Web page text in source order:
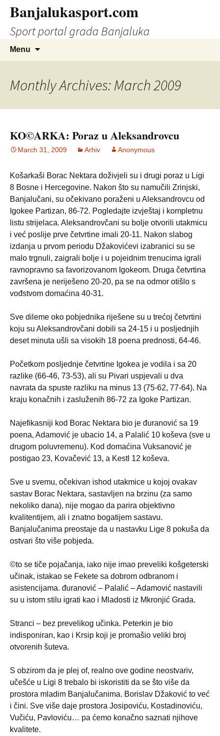
Banjalukasport.com
Sport portal grada Banjaluka
Menu
Monthly Archives: March 2009
KO©ARKA: Poraz u Aleksandrovcu
March 31, 2009 Arhiv Anonymous
Košarkaši Borac Nektara doživjeli su i drugi poraz u Ligi
8 Bosne i Hercegovine. Nakon što su namučili Zrinjski,
Banjalučani, su očekivano poraženi u Aleksandrovcu od
Igokee Partizan, 86-72. Pogledajte izvještaj i kompletnu
listu strijelaca. Aleksandrovčani su bolje otvorili utakmicu
i već poslije prve četvrtine imali 20-11. Nakon slabog
izdanja u prvom periodu Džakovićevi izabranici su se
malo trgnuli, zaigrali bolje i u pojeidnim trenucima igrali
ravnopravno sa favorizovanom Igokeom. Druga četvrtina
završena je neriješeno 20-20, pa se na odmor otišlo s
vođstvom domaćina 40-31.
Sve dileme oko pobjednika riješene su u trećoj četvrtini
koju su Aleksandrovčani dobili sa 24-15 i u posljednjih
deset minuta ušli sa visokih 18 poena prednosti, 64-46.
Početkom posljednje četvrtine Igokea je vodila i sa 20
razlike (66-46, 73-53), ali su Pivari uspjevali u dva
navrata da spuste razliku na minus 13 (75-62, 77-64). Na
kraju konačnih i zasluženih 86-72 za Igoke Partizan.
Najefikasniji kod Borac Nektara bio je đuranović sa 19
poena, Adamović je ubacio 14, a Palalić 10 koševa (sve u
drugom poluvremenu). Kod domaćina Vuksanović je
postigao 23, Kovačević 13, a Kestl 12 koševa.
Sve u svemu, očekivan ishod utakmice u kojoj ovakav
sastav Borac Nektara, sastavljen na brzinu (za samo
nekoliko dana), nije mogao da parira objektivno
kvalitentijem, ali i znatno bogatijem sastavu.
Banjalučanima preostaje da u nastavku Lige 8 pokuša da
ostvari što više pobjeda.
©to se tiče pojačanja, iako nije imao preveliki košgeterski
učinak, istakao se Fekete sa dobrom odbranom i
asistencijama. đuranović – Palalić – Adamović nastavili
su u istom stilu igrati kao i Mladosti iz Mkronjić Grada.
Stranci – bez prevelikog učinka. Peterkin je bio
indisponiran, kao i Krsip koji je promašio veliki broj
otvorenih šuteva.
S obzirom da je plej of, realno ove godine neostvariv,
učešće u Ligi 8 trebalo bi iskoristiti da se što više da
prostora mladim Banjalučanima. Borislav Džaković to već
i čini. Sve više daje prostora Josipoviću, Kostadinoviću,
Vučiću, Pavloviću… pa ćemo konačno saznati njihove
kvalitete.